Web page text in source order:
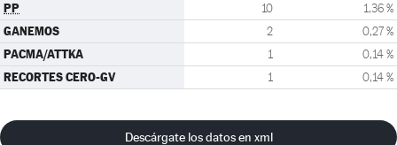
PP 10 1,36 %
GANEMOS 2 0,27 %
PACMA/ATTKA 1 0,14 %
RECORTES CERO-GV 1 0,14 %
Descárgate los datos en xml